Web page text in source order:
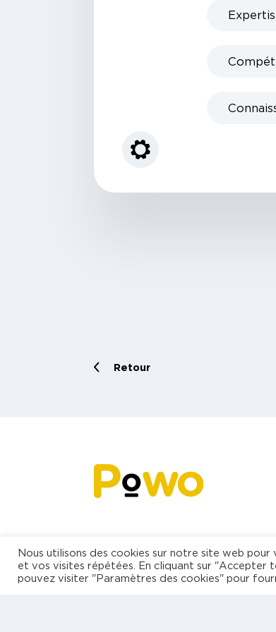
Retour
Nous utilisons des cookies sur notre site web
et vos visites répétées. En cliquant sur "Accepter
pouvez visiter "Paramètres des cookies" pour